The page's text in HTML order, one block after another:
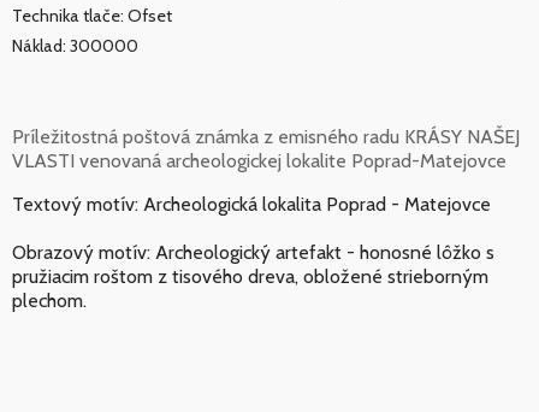
Technika tlače: Ofset
Náklad: 300000
Príležitostná poštová známka z emisného radu KRÁSY NAŠEJ
VLASTI venovaná archeologickej lokalite Poprad-Matejovce
Textový motív: Archeologická lokalita Poprad - Matejovce
Obrazový motív: Archeologický artefakt - honosné lôžko s
pružiacim roštom z tisového dreva, obložené strieborným
plechom.